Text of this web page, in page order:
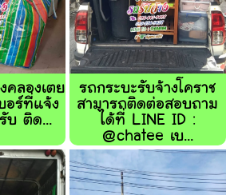
คลองเตย
อร์ที่แจ้ง
บ ติด...
รถกระบะรับจ้างโคราช
สามารถติดต่อสอบถาม
ได้ที่ LINE ID :
@chatee เบ...